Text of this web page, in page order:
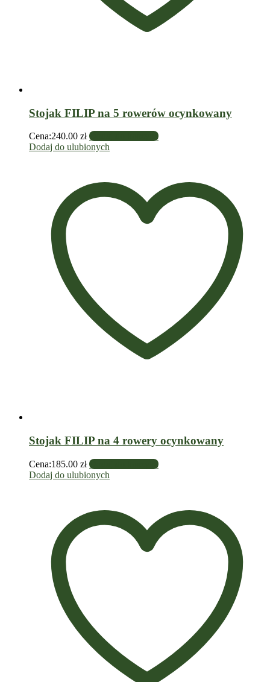
Stojak FILIP na 5 rowerów ocynkowany
Cena:240.00 zł Dodaj do koszyka
Dodaj do ulubionych
Stojak FILIP na 4 rowery ocynkowany
Cena:185.00 zł Dodaj do koszyka
Dodaj do ulubionych